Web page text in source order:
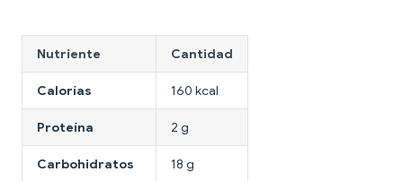
Nutriente Cantidad
Calorías 160 kcal
Proteína 2 g
Carbohidratos 18 g